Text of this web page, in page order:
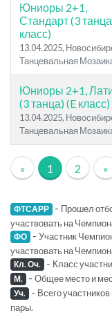
Юниоры 2+1,
Стандарт (3
класс)
13.04.2025,
Танцевальная
Юниоры 2+1,
(3 танца) (E класс)
13.04.2025,
Танцевальная
« 1 2 »
ФТСАРР - Прошел
участвовать на
ФО - Участник
участвовать на
Кл. Оч. - Класс
М. - Общее место и
Уч. - Всего
пары.